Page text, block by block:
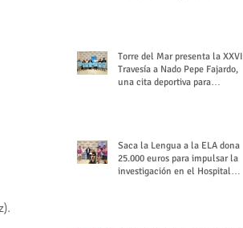
Torre del Mar presenta la XXVI
Travesía a Nado Pepe Fajardo,
una cita deportiva para
Saca la Lengua a la ELA dona
25.000 euros para impulsar la
investigación en el Hospital